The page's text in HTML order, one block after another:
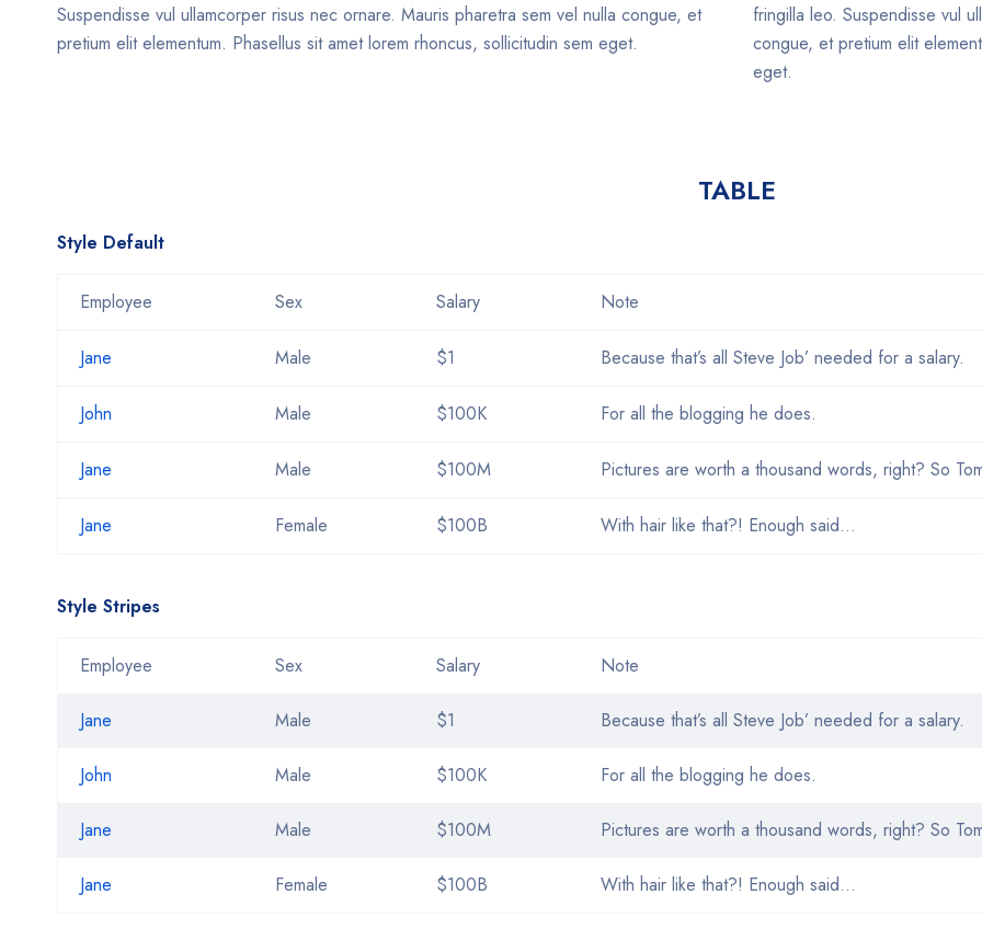
Suspendisse vul ullamcorper risus nec ornare. Mauris pharetra sem vel nulla congue, et
pretium elit elementum. Phasellus sit amet lorem rhoncus, sollicitudin sem eget.
fringilla leo. Suspendisse vul
congue, et pretium elit
eget.
TABLE
Style Default
Employee Sex Salary Note
Jane Male $1 Because that’s all Steve Job’ needed for a salary.
John Male $100K For all the blogging he does.
Jane Male $100M Pictures are worth a thousand words, right? So
Jane Female $100B With hair like that?! Enough said…
Style Stripes
Employee Sex Salary Note
Jane Male $1 Because that’s all Steve Job’ needed for a salary.
John Male $100K For all the blogging he does.
Jane Male $100M Pictures are worth a thousand words, right? So
Jane Female $100B With hair like that?! Enough said…